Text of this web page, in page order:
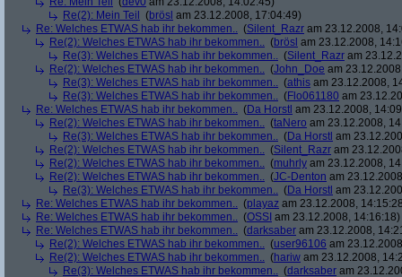
Re(2): Mein Teil
(brösl am 23.12.2008, 17:04:49)
Re: Welches ETWAS hab ihr bekommen.. (Silent_Razr am 23.12.2008,
Re(2): Welches ETWAS hab ihr bekommen.. (brösl am 23.12.2008,
Re(3): Welches ETWAS hab ihr bekommen.. (Silent_Razr am
Re(2): Welches ETWAS hab ihr bekommen.. (John_Doe am
Re(3): Welches ETWAS hab ihr bekommen.. (athis am 23.12.2008,
Re(3): Welches ETWAS hab ihr bekommen.. (Flo061180 am
Re: Welches ETWAS hab ihr bekommen.. (Da Horstl am 23.12.2008,
Re(2): Welches ETWAS hab ihr bekommen.. (taNero am 23.12.2008,
Re(3): Welches ETWAS hab ihr bekommen.. (Da Horstl am
Re(2): Welches ETWAS hab ihr bekommen.. (Silent_Razr am
Re(2): Welches ETWAS hab ihr bekommen.. (muhrly am 23.12.2008,
Re(2): Welches ETWAS hab ihr bekommen.. (JC-Denton am
Re(3): Welches ETWAS hab ihr bekommen.. (Da Horstl am
Re: Welches ETWAS hab ihr bekommen.. (playaz am 23.12.2008,
Re: Welches ETWAS hab ihr bekommen.. (OSSI am 23.12.2008, 14:16:18)
Re: Welches ETWAS hab ihr bekommen.. (darksaber am 23.12.2008,
Re(2): Welches ETWAS hab ihr bekommen.. (user96106 am
Re(2): Welches ETWAS hab ihr bekommen.. (hariw am 23.12.2008,
Re(3): Welches ETWAS hab ihr bekommen.. (darksaber am